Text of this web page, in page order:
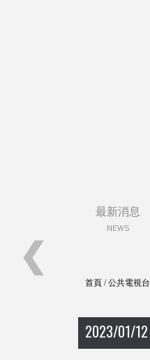
最新消息
NEWS
首頁 /公共電視台
2023/01/12
❮